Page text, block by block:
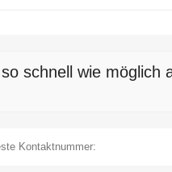
schnell wie möglich